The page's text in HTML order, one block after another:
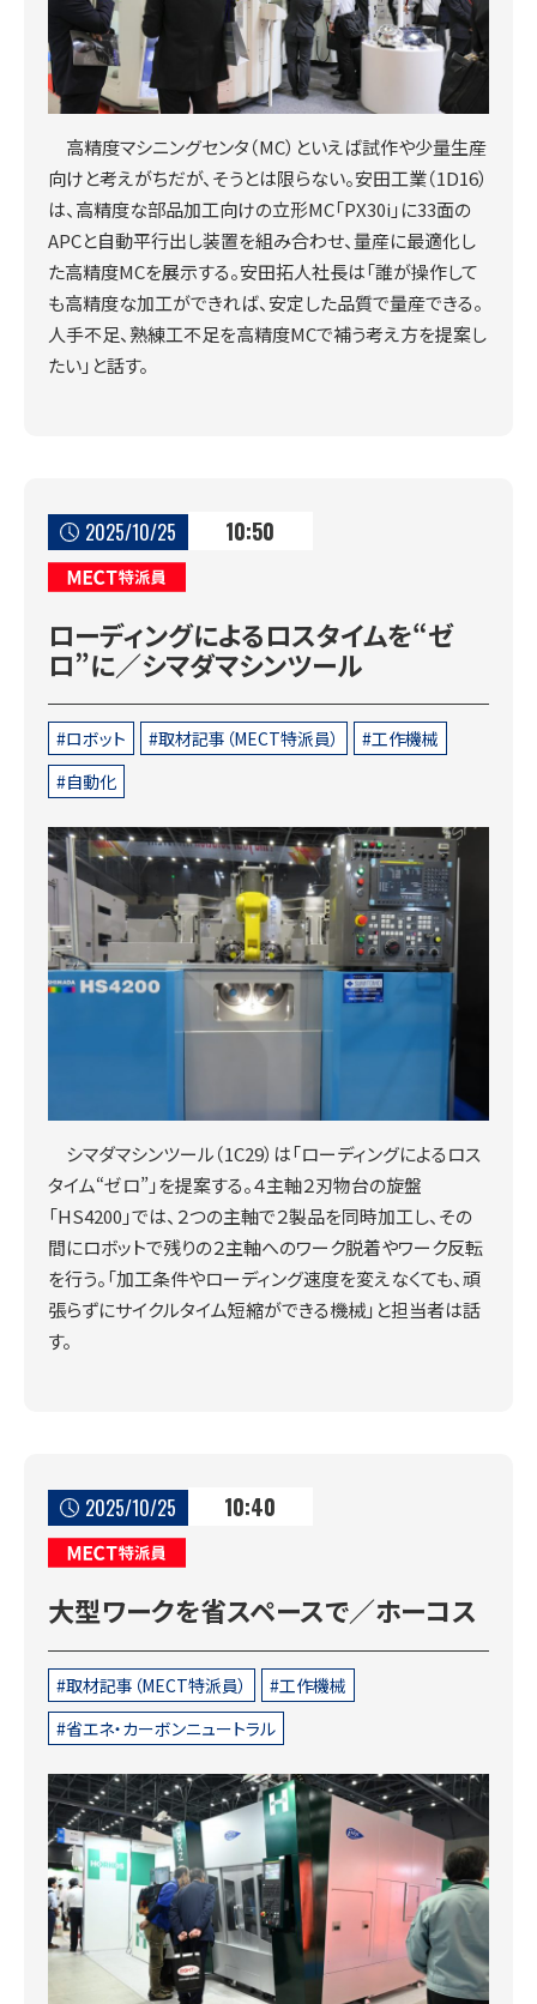
高精度マシニングセンタ（MC）といえば試作や少量生産
向けと考えがちだが、そうとは限らない。安田工業（1D16）
は、高精度な部品加工向けの立形MC「PX30i」に33面の
APCと自動平行出し装置を組み合わせ、量産に最適化し
た高精度MCを展示する。安田拓人社長は「誰が操作して
も高精度な加工ができれば、安定した品質で量産できる。
人手不足、熟練工不足を高精度MCで補う考え方を提案し
たい」と話す。
2025/10/25 10:50
MECT特派員
ローディングによるロスタイムを“ゼ
ロ”に／シマダマシンツール
ロボット 取材記事（MECT特派員）
工作機械
自動化
シマダマシンツール（1C29）は「ローディングによるロス
タイム“ゼロ”」を提案する。４主軸２刃物台の旋盤
「HS4200」では、２つの主軸で２製品を同時加工し、その
間にロボットで残りの２主軸へのワーク脱着やワーク反転
を行う。「加工条件やローディング速度を変えなくても、頑
張らずにサイクルタイム短縮ができる機械」と担当者は話
す。
2025/10/25 10:40
MECT特派員
大型ワークを省スペースで／ホーコス
取材記事（MECT特派員）
工作機械
省エネ・カーボンニュートラル